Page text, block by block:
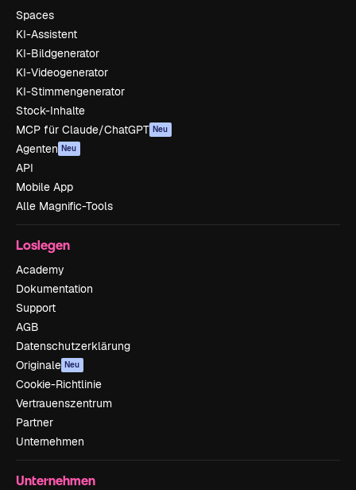
Spaces
KI-Assistent
KI-Bildgenerator
KI-Videogenerator
KI-Stimmengenerator
Stock-Inhalte
MCP für Claude/ChatGPT Neu
Agenten Neu
API
Mobile App
Alle Magnific-Tools
Loslegen
Academy
Dokumentation
Support
AGB
Datenschutzerklärung
Originale Neu
Cookie-Richtlinie
Vertrauenszentrum
Partner
Unternehmen
Unternehmen